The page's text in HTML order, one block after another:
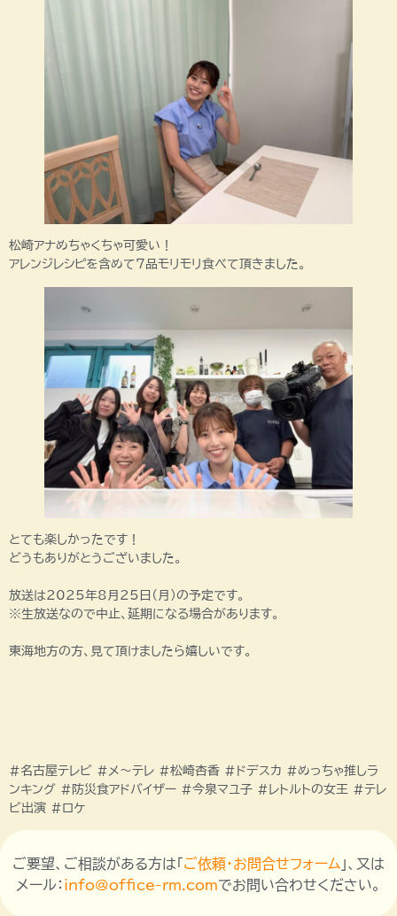
松崎アナめちゃくちゃ可愛い！
アレンジレシピを含めて７品モリモリ食べて頂きました。
とても楽しかったです！
どうもありがとうございました。
放送は2025年8月25日（月）の予定です。
※生放送なので中止、延期になる場合があります。
東海地方の方、見て頂けましたら嬉しいです。
#名古屋テレビ #メ〜テレ #松崎杏香 #ドデスカ #めっちゃ推しラ
ンキング #防災食アドバイザー #今泉マユ子 #レトルトの女王 #テレ
ビ出演 #ロケ
ご要望、ご相談がある方は「 ご依頼・お問合せフォーム 」、又は
メール： info@office-rm.comでお問い合わせください。